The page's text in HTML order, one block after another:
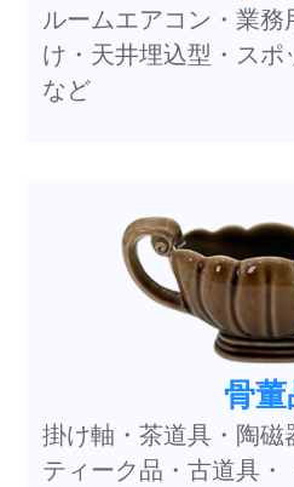
ルームエアコン・業
け・天井埋込型・スポ
など
骨
掛け軸・茶道具・陶磁
ティーク品・古道具・